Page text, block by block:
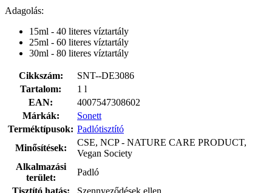
Adagolás:
15ml - 40 literes víztartály
25ml - 60 literes víztartály
30ml - 80 literes víztartály
Cikkszám:
SNT--DE3086
Tartalom:
1 l
EAN:
4007547308602
Márkák:
Sonett
Terméktípusok: Padlótisztító
Minősítések:
CSE, NCP - NATURE CARE PRODUCT,
Vegan Society
Alkalmazási
terület:
Padló
Tisztító hatás:
Szennyeződések ellen